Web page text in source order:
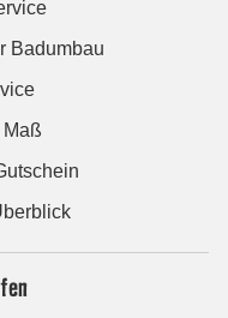
Badumbau
Maß